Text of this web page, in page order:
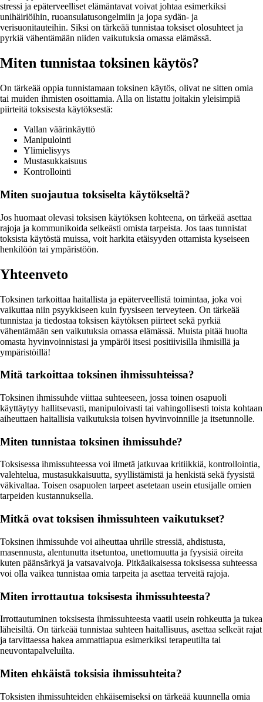
stressi ja epäterveelliset elämäntavat voivat johtaa esimerkiksi
unihäiriöihin, ruoansulatusongelmiin ja jopa sydän- ja
verisuonitauteihin. Siksi on tärkeää tunnistaa toksiset olosuhteet ja
pyrkiä vähentämään niiden vaikutuksia omassa elämässä.
Miten tunnistaa toksinen käytös?
On tärkeää oppia tunnistamaan toksinen käytös, olivat ne sitten omia
tai muiden ihmisten osoittamia. Alla on listattu joitakin yleisimpiä
piirteitä toksisesta käytöksestä:
Vallan väärinkäyttö
Manipulointi
Ylimielisyys
Mustasukkaisuus
Kontrollointi
Miten suojautua toksiselta käytökseltä?
Jos huomaat olevasi toksisen käytöksen kohteena, on tärkeää asettaa
rajoja ja kommunikoida selkeästi omista tarpeista. Jos taas tunnistat
toksista käytöstä muissa, voit harkita etäisyyden ottamista kyseiseen
henkilöön tai ympäristöön.
Yhteenveto
Toksinen tarkoittaa haitallista ja epäterveellistä toimintaa, joka voi
vaikuttaa niin psyykkiseen kuin fyysiseen terveyteen. On tärkeää
tunnistaa ja tiedostaa toksisen käytöksen piirteet sekä pyrkiä
vähentämään sen vaikutuksia omassa elämässä. Muista pitää huolta
omasta hyvinvoinnistasi ja ympäröi itsesi positiivisilla ihmisillä ja
ympäristöillä!
Mitä tarkoittaa toksinen ihmissuhteissa?
Toksinen ihmissuhde viittaa suhteeseen, jossa toinen osapuoli
käyttäytyy hallitsevasti, manipuloivasti tai vahingollisesti toista kohtaan
aiheuttaen haitallisia vaikutuksia toisen hyvinvoinnille ja itsetunnolle.
Miten tunnistaa toksinen ihmissuhde?
Toksisessa ihmissuhteessa voi ilmetä jatkuvaa kritiikkiä, kontrollointia,
valehtelua, mustasukkaisuutta, syyllistämistä ja henkistä sekä fyysistä
väkivaltaa. Toisen osapuolen tarpeet asetetaan usein etusijalle omien
tarpeiden kustannuksella.
Mitkä ovat toksisen ihmissuhteen vaikutukset?
Toksinen ihmissuhde voi aiheuttaa uhrille stressiä, ahdistusta,
masennusta, alentunutta itsetuntoa, unettomuutta ja fyysisiä oireita
kuten päänsärkyä ja vatsavaivoja. Pitkäaikaisessa toksisessa suhteessa
voi olla vaikea tunnistaa omia tarpeita ja asettaa terveitä rajoja.
Miten irrottautua toksisesta ihmissuhteesta?
Irrottautuminen toksisesta ihmissuhteesta vaatii usein rohkeutta ja tukea
läheisiltä. On tärkeää tunnistaa suhteen haitallisuus, asettaa selkeät rajat
ja tarvittaessa hakea ammattiapua esimerkiksi terapeutilta tai
neuvontapalveluilta.
Miten ehkäistä toksisia ihmissuhteita?
Toksisten ihmissuhteiden ehkäisemiseksi on tärkeää kuunnella omia